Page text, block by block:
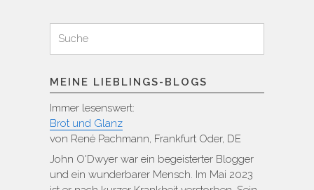
für:
Suchen
MEINE LIEBLINGS-BLOGS
Immer lesenswert:
Brot und Glanz
von René Pachmann, Frankfurt Oder, DE
John O'Dwyer war ein begeisterter Blogger
und ein wunderbarer Mensch. Im Mai 2023